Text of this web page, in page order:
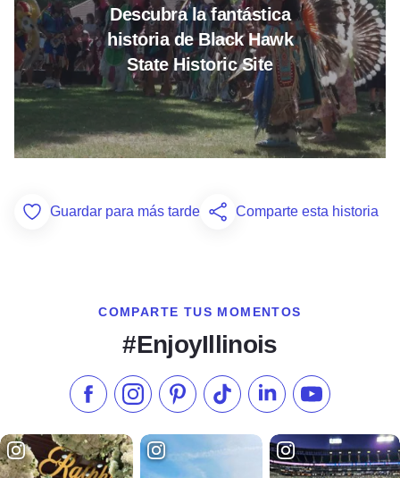
Descubra la fantástica
historia de Black Hawk
State Historic Site
Add to Favorites
Guardar para más tarde Comparte esta historia
COMPARTE TUS MOMENTOS
#EnjoyIllinois
Síganos en Facebook
Síganos en Instagram
Visite nuestro Pinterest
Síganos en TikTok
Síganos en LinkedIn
Suscríbase a